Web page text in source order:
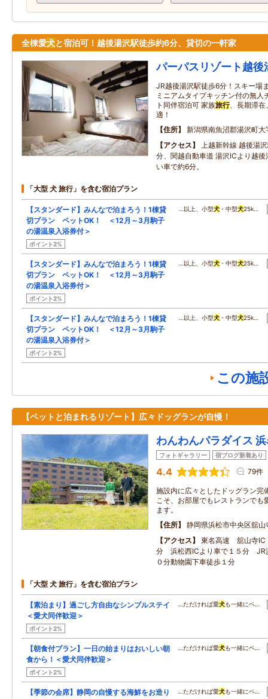
全棟愛犬と宿泊可！越後湯沢駅徒歩約6分、貸切の一軒家
パーパスリゾート越後
JR越後湯沢駅徒歩6分！スキー場
ミニアムタイプキッチン付の無人
ト同伴宿泊可 家族旅行、長期滞在
適！
住所
新潟県南魚沼郡湯沢町
アクセス
上越新幹線 越後湯
分、関越自動車道 湯沢ICより越
い車で約6分。
「大型 犬 旅行」を含む宿泊プラン
【スタンダード】みんなで泊まろう！1棟貸
切プラン ペットOK！ ＜12月～3月駒子
の湯温泉入浴券付＞
ポイント2%
…以上、小型犬 ・中型犬25k…
【スタンダード】みんなで泊まろう！1棟貸
切プラン ペットOK！ ＜12月～3月駒子
の湯温泉入浴券付＞
ポイント2%
…以上、小型犬 ・中型犬25k…
【スタンダード】みんなで泊まろう！1棟貸
切プラン ペットOK！ ＜12月～3月駒子
の湯温泉入浴券付＞
ポイント2%
…以上、小型犬 ・中型犬25k…
この施
【ペットと泊まれるリゾート】広々ドッグランが自慢！
わんわんパラダイス
フォトギャラリー 宿ブログ新着あり
4.4 79件
施設内に広々としたドッグラン完
こそ、お部屋でもレストランでも
ます。
住所
静岡県浜松市中央区舘
アクセス
東名高速 舘山寺IC
分 浜松西ICより車で１５分 JR
０分動物園下車徒歩１分
「大型 犬 旅行」を含む宿泊プラン
【素泊まり】過ごし方自由なシンプルステイ
＜愛犬同伴歓迎＞
ポイント2%
…ただければ愛犬も一緒にベ…
【朝食付プラン】一日の始まりはおいしい朝
食から！＜愛犬同伴歓迎＞
ポイント2%
…ただければ愛犬も一緒にベ…
【季節の会席】静岡の自慢する海鮮をお造り
…ただければ愛犬も一緒にベ…